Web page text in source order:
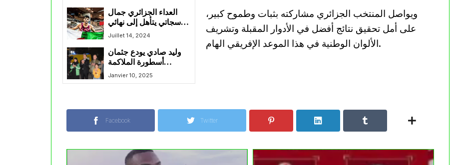
العداء الجزائري جمال
سجاتي يتأهل إلى نهائي
800 م للدوري الماسي
Juillet 14, 2024
وليد صادي يودع جثمان
أسطورة الملاكمة
الجزائرية عبد القادر ولد
مخلوفي
Janvier 10, 2025
ويواصل المنتخب الجزائري مشاركته بثبات وطموح كبير،
على أمل تحقيق نتائج أفضل في الأدوار المقبلة وتشريف
الألوان الوطنية في هذا الموعد الإفريقي الهام.
Facebook Twitter